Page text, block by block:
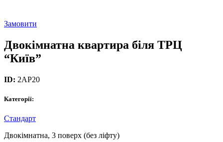
Замовити
Двокімнатна квартира біля ТРЦ
“Київ”
ID: 2AP20
Категорії:
Стандарт
Двокімнатна, 3 поверх (без ліфту)